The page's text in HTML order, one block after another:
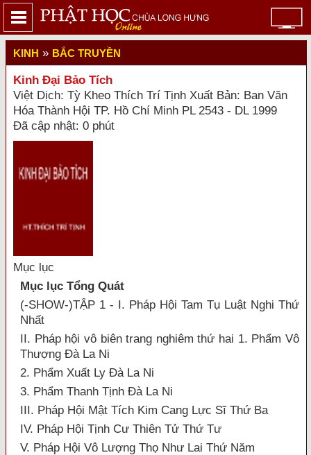
KINH » BẮC TRUYỀN
Kinh Đại Bảo Tích
Việt Dịch: Tỳ Kheo Thích Trí Tịnh Xuất Bản: Ban Văn
Hóa Thành Hội TP. Hồ Chí Minh PL 2543 - DL 1999
Đã cập nhật: 0 phút
Mục lục
Mục lục Tổng Quát
(-SHOW-)TẬP 1 - I. Pháp Hội Tam Tụ Luật Nghi Thứ
Nhất
II. Pháp hội vô biên trang nghiêm thứ hai 1. Phẩm Vô
Thượng Đà La Ni
2. Phẩm Xuất Ly Đà La Ni
3. Phẩm Thanh Tịnh Đà La Ni
III. Pháp Hội Mật Tích Kim Cang Lực Sĩ Thứ Ba
IV. Pháp Hội Tịnh Cư Thiên Tử Thứ Tư
V. Pháp Hội Vô Lượng Thọ Như Lai Thứ Năm